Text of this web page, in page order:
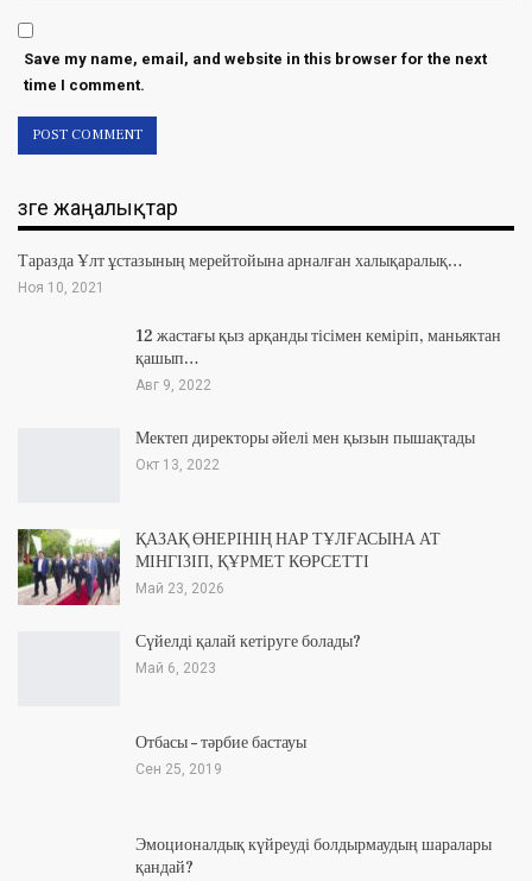
Save my name, email, and website in this browser for the next
time I comment.
Өзге жаңалықтар
Таразда Ұлт ұстазының мерейтойына арналған халықаралық…
Ноя 10, 2021
12 жастағы қыз арқанды тісімен кеміріп, маньяктан
қашып…
Авг 9, 2022
Мектеп директоры әйелі мен қызын пышақтады
Окт 13, 2022
ҚАЗАҚ ӨНЕРІНІҢ НАР ТҰЛҒАСЫНА АТ
МІНГІЗІП, ҚҰРМЕТ КӨРСЕТТІ
Май 23, 2026
Сүйелді қалай кетіруге болады?
Май 6, 2023
Отбасы – тәрбие бастауы
Сен 25, 2019
Эмоционалдық күйреуді болдырмаудың шаралары
қандай?